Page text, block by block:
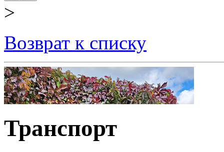
>
Возврат к списку
Транспорт